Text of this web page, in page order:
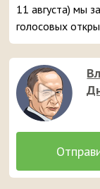
11 августа) мы
голосовых
можно